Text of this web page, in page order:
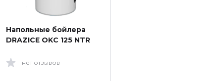
Напольные бойлера
DRAZICE OKC 125 NTR
нет отзывов